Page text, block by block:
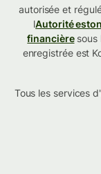
autorisée et
lAutorité
financièresous
enregistrée est
Tous les services